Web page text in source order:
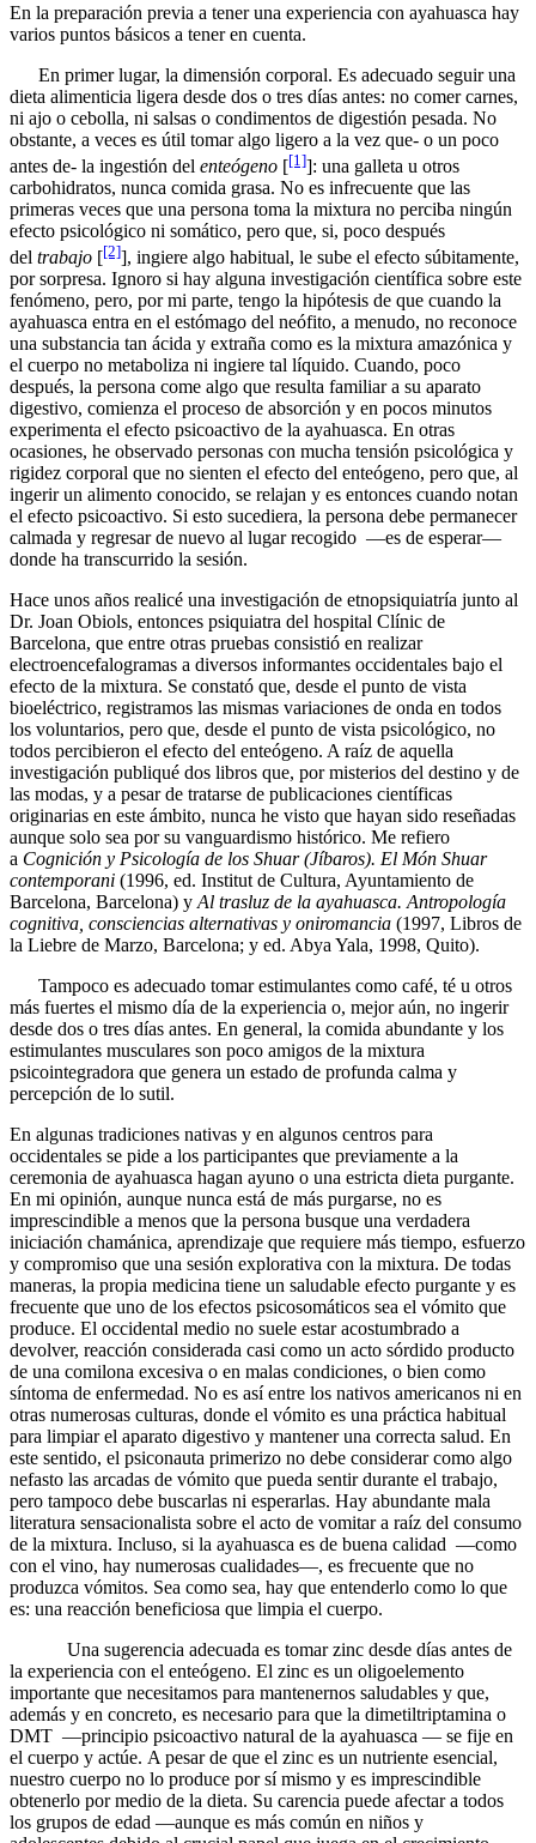
En la preparación previa a tener una experiencia con ayahuasca hay
varios puntos básicos a tener en cuenta.
En primer lugar, la dimensión corporal. Es adecuado seguir una
dieta alimenticia ligera desde dos o tres días antes: no comer carnes,
ni ajo o cebolla, ni salsas o condimentos de digestión pesada. No
obstante, a veces es útil tomar algo ligero a la vez que- o un poco
antes de- la ingestión del enteógeno [[1]]: una galleta u otros
carbohidratos, nunca comida grasa. No es infrecuente que las
primeras veces que una persona toma la mixtura no perciba ningún
efecto psicológico ni somático, pero que, si, poco después
del trabajo [[2]], ingiere algo habitual, le sube el efecto súbitamente,
por sorpresa. Ignoro si hay alguna investigación científica sobre este
fenómeno, pero, por mi parte, tengo la hipótesis de que cuando la
ayahuasca entra en el estómago del neófito, a menudo, no reconoce
una substancia tan ácida y extraña como es la mixtura amazónica y
el cuerpo no metaboliza ni ingiere tal líquido. Cuando, poco
después, la persona come algo que resulta familiar a su aparato
digestivo, comienza el proceso de absorción y en pocos minutos
experimenta el efecto psicoactivo de la ayahuasca. En otras
ocasiones, he observado personas con mucha tensión psicológica y
rigidez corporal que no sienten el efecto del enteógeno, pero que, al
ingerir un alimento conocido, se relajan y es entonces cuando notan
el efecto psicoactivo. Si esto sucediera, la persona debe permanecer
calmada y regresar de nuevo al lugar recogido —es de esperar—
donde ha transcurrido la sesión.
Hace unos años realicé una investigación de etnopsiquiatría junto al
Dr. Joan Obiols, entonces psiquiatra del hospital Clínic de
Barcelona, que entre otras pruebas consistió en realizar
electroencefalogramas a diversos informantes occidentales bajo el
efecto de la mixtura. Se constató que, desde el punto de vista
bioeléctrico, registramos las mismas variaciones de onda en todos
los voluntarios, pero que, desde el punto de vista psicológico, no
todos percibieron el efecto del enteógeno. A raíz de aquella
investigación publiqué dos libros que, por misterios del destino y de
las modas, y a pesar de tratarse de publicaciones científicas
originarias en este ámbito, nunca he visto que hayan sido reseñadas
aunque solo sea por su vanguardismo histórico. Me refiero
a Cognición y Psicología de los Shuar (Jíbaros). El Món Shuar
contemporani (1996, ed. Institut de Cultura, Ayuntamiento de
Barcelona, Barcelona) y Al trasluz de la ayahuasca. Antropología
cognitiva, consciencias alternativas y oniromancia (1997, Libros de
la Liebre de Marzo, Barcelona; y ed. Abya Yala, 1998, Quito).
Tampoco es adecuado tomar estimulantes como café, té u otros
más fuertes el mismo día de la experiencia o, mejor aún, no ingerir
desde dos o tres días antes. En general, la comida abundante y los
estimulantes musculares son poco amigos de la mixtura
psicointegradora que genera un estado de profunda calma y
percepción de lo sutil.
En algunas tradiciones nativas y en algunos centros para
occidentales se pide a los participantes que previamente a la
ceremonia de ayahuasca hagan ayuno o una estricta dieta purgante.
En mi opinión, aunque nunca está de más purgarse, no es
imprescindible a menos que la persona busque una verdadera
iniciación chamánica, aprendizaje que requiere más tiempo, esfuerzo
y compromiso que una sesión explorativa con la mixtura. De todas
maneras, la propia medicina tiene un saludable efecto purgante y es
frecuente que uno de los efectos psicosomáticos sea el vómito que
produce. El occidental medio no suele estar acostumbrado a
devolver, reacción considerada casi como un acto sórdido producto
de una comilona excesiva o en malas condiciones, o bien como
síntoma de enfermedad. No es así entre los nativos americanos ni en
otras numerosas culturas, donde el vómito es una práctica habitual
para limpiar el aparato digestivo y mantener una correcta salud. En
este sentido, el psiconauta primerizo no debe considerar como algo
nefasto las arcadas de vómito que pueda sentir durante el trabajo,
pero tampoco debe buscarlas ni esperarlas. Hay abundante mala
literatura sensacionalista sobre el acto de vomitar a raíz del consumo
de la mixtura. Incluso, si la ayahuasca es de buena calidad —como
con el vino, hay numerosas cualidades—, es frecuente que no
produzca vómitos. Sea como sea, hay que entenderlo como lo que
es: una reacción beneficiosa que limpia el cuerpo.
Una sugerencia adecuada es tomar zinc desde días antes de
la experiencia con el enteógeno. El zinc es un oligoelemento
importante que necesitamos para mantenernos saludables y que,
además y en concreto, es necesario para que la dimetiltriptamina o
DMT —principio psicoactivo natural de la ayahuasca — se fije en
el cuerpo y actúe. A pesar de que el zinc es un nutriente esencial,
nuestro cuerpo no lo produce por sí mismo y es imprescindible
obtenerlo por medio de la dieta. Su carencia puede afectar a todos
los grupos de edad —aunque es más común en niños y